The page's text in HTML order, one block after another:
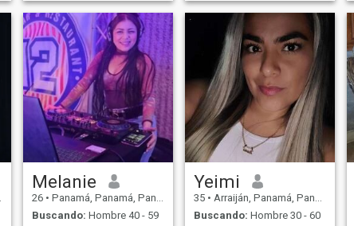
perder el tiempo. Siga su
camino, si lo que busca es
jugar... Soy de Panamá,
jubilada y no le temo a la
soledad, pero si en el camino
encuentro con quien
compartir mi vida,
bienvenido sea. PD: no
chateo con menores de 59...
respetuoso, cariñoso, atento
que viva una vida tranquila,
que ame un viaje a la playa,
tiempo en familia, películas y
bailar en casa los dos. Mis
hijas las cuido de no conocer
una persona la cual no me
demuestre que en verdad se
merezca ese lugar.... Eres
ese tipo de hombre??? Si no lo
eres no pierdas el tiempo.
Melanie
26 • Panamá, Panamá, Panamá
Buscando: Hombre 40 - 59
Yeimi
35 • Arraiján, Panamá, Panamá
Buscando: Hombre 30 - 60